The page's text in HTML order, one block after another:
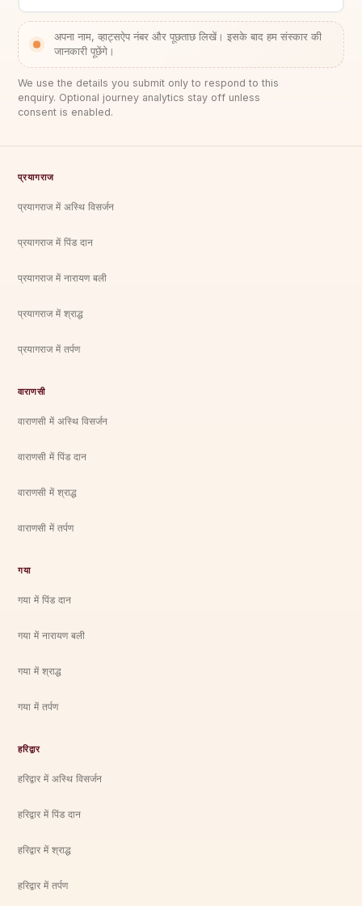
अपना नाम, व्हाट्सऐप नंबर और पूछताछ लिखें। इसके बाद हम संस्कार की
जानकारी पूछेंगे।
We use the details you submit only to respond to this
enquiry. Optional journey analytics stay off unless
consent is enabled.
प्रयागराज
प्रयागराज में अस्थि विसर्जन
प्रयागराज में पिंड दान
प्रयागराज में नारायण बली
प्रयागराज में श्राद्ध
प्रयागराज में तर्पण
वाराणसी
वाराणसी में अस्थि विसर्जन
वाराणसी में पिंड दान
वाराणसी में श्राद्ध
वाराणसी में तर्पण
गया
गया में पिंड दान
गया में नारायण बली
गया में श्राद्ध
गया में तर्पण
हरिद्वार
हरिद्वार में अस्थि विसर्जन
हरिद्वार में पिंड दान
हरिद्वार में श्राद्ध
हरिद्वार में तर्पण